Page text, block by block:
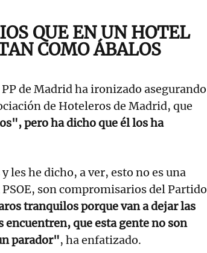
QUE EN UN HOTEL
COMO ÁBALOS
de Madrid ha ironizado asegurando
de Hoteleros de Madrid, que
pero ha dicho que él los ha
les he dicho, a ver, esto no es una
son compromisarios del Partido
tranquilos porque van a dejar las
que esta gente no son
parador", ha enfatizado.